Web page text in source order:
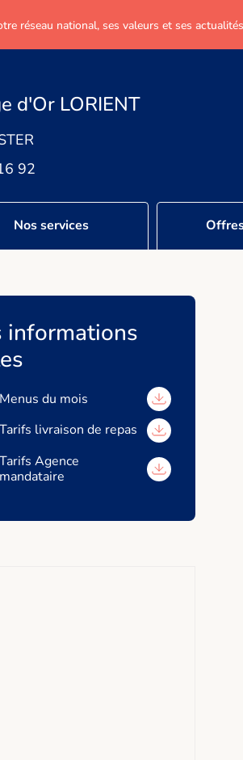
réseau national, ses valeurs et ses
d'Or LORIENT
92
Nos services
informations
Menus du mois
Tarifs livraison de repas
Tarifs Agence
mandataire